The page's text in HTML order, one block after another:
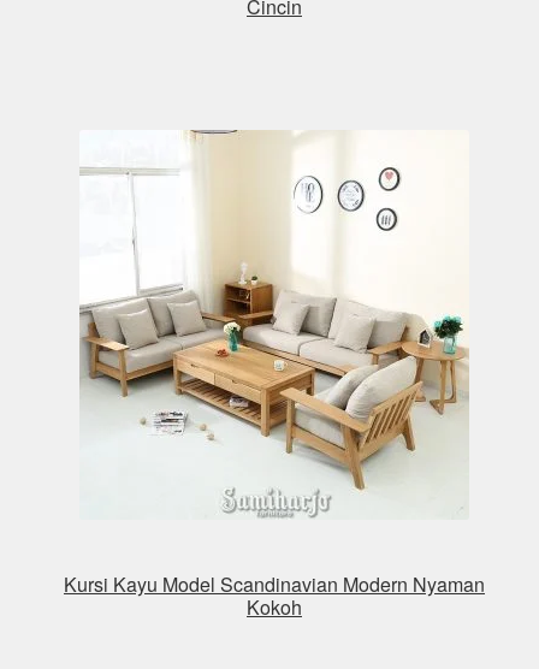
Cincin
Kursi Kayu Model Scandinavian Modern Nyaman
Kokoh